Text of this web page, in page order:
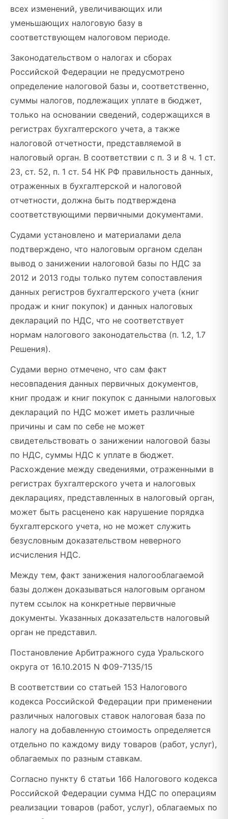
всех изменений, увеличивающих или
уменьшающих налоговую базу в
соответствующем налоговом периоде.
Законодательством о налогах и сборах
Российской Федерации не предусмотрено
определение налоговой базы и, соответственно,
суммы налогов, подлежащих уплате в бюджет,
только на основании сведений, содержащихся в
регистрах бухгалтерского учета, а также
налоговой отчетности, представляемой в
налоговый орган. В соответствии с п. 3 и 8 ч. 1 ст.
23, ст. 52, п. 1 ст. 54 НК РФ правильность данных,
отраженных в бухгалтерской и налоговой
отчетности, должна быть подтверждена
соответствующими первичными документами.
Судами установлено и материалами дела
подтверждено, что налоговым органом сделан
вывод о занижении налоговой базы по НДС за
2012 и 2013 годы только путем сопоставления
данных регистров бухгалтерского учета (книг
продаж и книг покупок) и данных налоговых
деклараций по НДС, что не соответствует
нормам налогового законодательства (п. 1.2, 1.7
Решения).
Судами верно отмечено, что сам факт
несовпадения данных первичных документов,
книг продаж и книг покупок с данными налоговых
деклараций по НДС может иметь различные
причины и сам по себе не может
свидетельствовать о занижении налоговой базы
по НДС, суммы НДС к уплате в бюджет.
Расхождение между сведениями, отраженными в
регистрах бухгалтерского учета и налоговых
декларациях, представленных в налоговый орган,
может быть расценено как нарушение порядка
бухгалтерского учета, но не может служить
безусловным доказательством неверного
исчисления НДС.
Между тем, факт занижения налогооблагаемой
базы должен доказываться налоговым органом
путем ссылок на конкретные первичные
документы. Указанных доказательств налоговый
орган не представил.
Постановление Арбитражного суда Уральского
округа от 16.10.2015 N Ф09-7135/15
В соответствии со статьей 153 Налогового
кодекса Российской Федерации при применении
различных налоговых ставок налоговая база по
налогу на добавленную стоимость определяется
отдельно по каждому виду товаров (работ, услуг),
облагаемых по разным ставкам.
Согласно пункту 6 статьи 166 Налогового кодекса
Российской Федерации сумма НДС по операциям
реализации товаров (работ, услуг), облагаемых по